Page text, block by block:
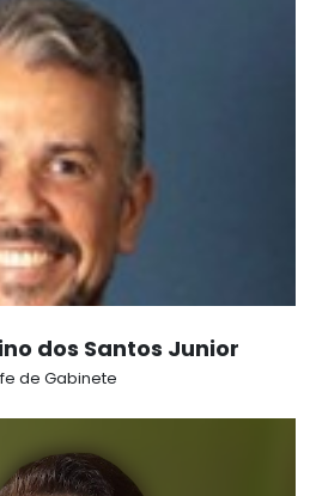
dos Santos Junior
de Gabinete